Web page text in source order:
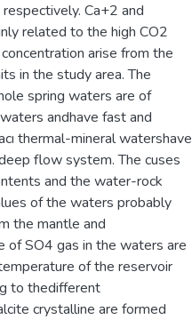
Ca+2 and
related to the high CO2
arise from the
in the study area. The
spring waters are of
andhave fast and
thermal-mineral watershave
flow system. The cuses
and the water-rock
of the waters probably
the mantle and
of SO4 gas in the waters are
of the reservoir
to thedifferent
crystalline are formed